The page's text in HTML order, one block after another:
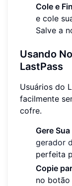
Cole e
e cole
Salve a
Usando
LastPass
Usuários do
facilmente
cofre.
Gere
gerador
perfeita
Copie
no botão